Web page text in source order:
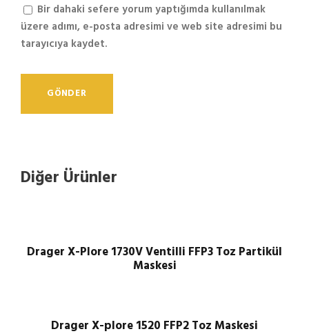
Bir dahaki sefere yorum yaptığımda kullanılmak
üzere adımı, e-posta adresimi ve web site adresimi bu
tarayıcıya kaydet.
Diğer Ürünler
Drager X-Plore 1730V Ventilli FFP3 Toz Partikül
Maskesi
Drager X-plore 1520 FFP2 Toz Maskesi